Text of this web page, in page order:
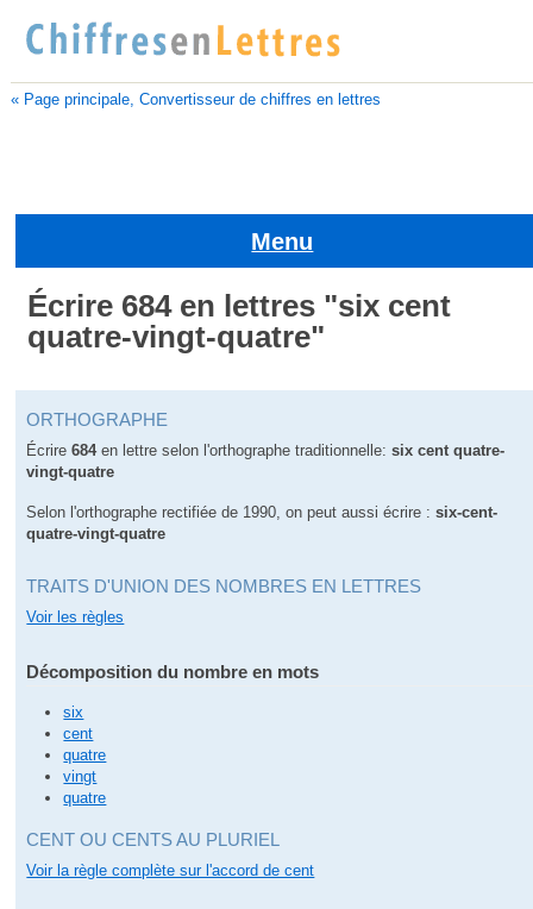
« Page principale, Convertisseur de chiffres en lettres
Menu
Écrire 684 en lettres "six cent
quatre-vingt-quatre"
ORTHOGRAPHE
Écrire684en lettre selon l'orthographe traditionnelle:six cent quatre-
vingt-quatre
Selon l'orthographe rectifiée de 1990, on peut aussi écrire :six-cent-
quatre-vingt-quatre
TRAITS D'UNION DES NOMBRES EN LETTRES
Voir les règles
Décomposition du nombre en mots
six
cent
quatre
vingt
quatre
CENT OU CENTS AU PLURIEL
Voir la règle complète sur l'accord de cent